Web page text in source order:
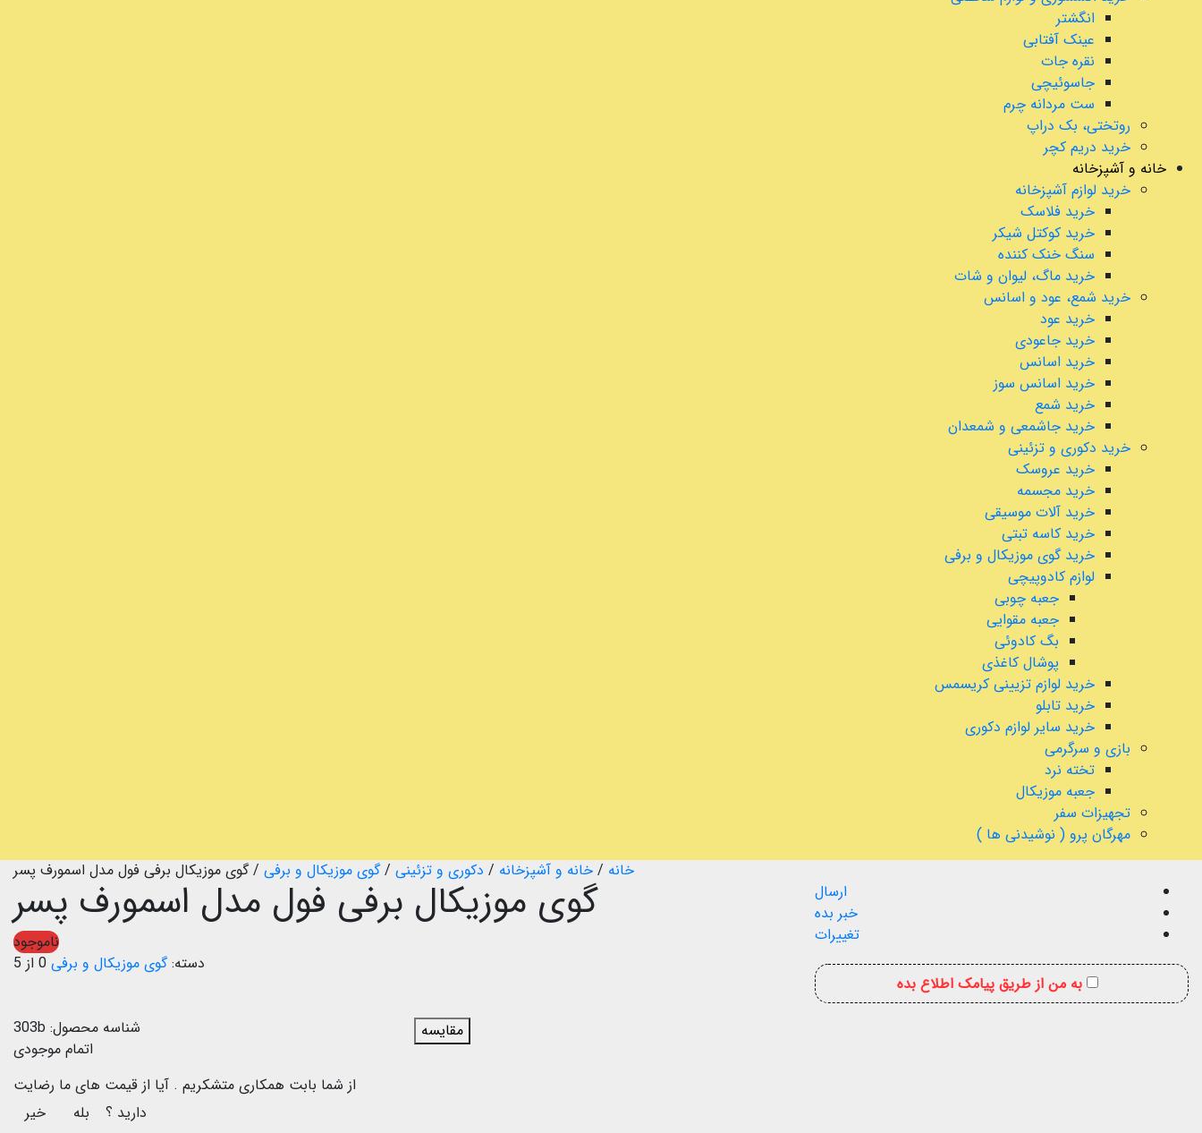
انگشتر
عینک آفتابی
نقره جات
جاسوئیچی
ست مردانه چرم
روتختی، بک دراپ
خرید دریم کچر
خانه و آشپزخانه
خرید لوازم آشپزخانه
خرید فلاسک
خرید کوکتل شیکر
سنگ خنک کننده
خرید ماگ، لیوان و شات
خرید شمع، عود و اسانس
خرید عود
خرید جاعودی
خرید اسانس
خرید اسانس سوز
خرید شمع
خرید جاشمعی و شمعدان
خرید دکوری و تزئینی
خرید عروسک
خرید مجسمه
خرید آلات موسیقی
خرید کاسه تبتی
خرید گوی موزیکال و برفی
لوازم کادوپیچی
جعبه چوبی
جعبه مقوایی
بگ کادوئی
پوشال کاغذی
خرید لوازم تزیینی کریسمس
خرید تابلو
خرید سایر لوازم دکوری
بازی و سرگرمی
تخته نرد
جعبه موزیکال
تجهیزات سفر
مهرگان پرو ( نوشیدنی ها )
خانه / خانه و آشپزخانه / دکوری و تزئینی /گوی موزیکال و برفی /گوی موزیکال برفی فول مدل اسمورف پسر
ارسال
خبر بده
تغییرات
به من از طریق پیامک اطلاع بده
گوی موزیکال برفی فول مدل اسمورف پسر
ناموجود
دسته:گوی موزیکال و برفی 0 از 5
مقایسه شناسه محصول: 303b
اتمام موجودی
از شما بابت همکاری متشکریم . آیا از قیمت های ما رضایت
دارید ؟
بله
خیر